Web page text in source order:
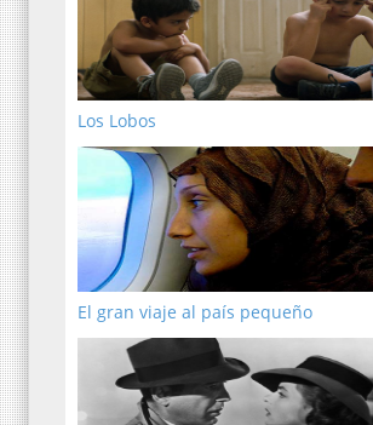
Los Lobos
El gran viaje al país pequeño